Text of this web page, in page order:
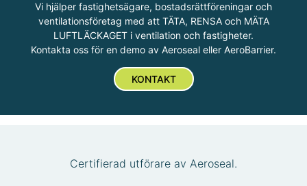
Vi hjälper fastighetsägare, bostadsrättföreningar och
ventilationsföretag med att TÄTA, RENSA och MÄTA
LUFTLÄCKAGET i ventilation och fastigheter.
Kontakta oss för en demo av Aeroseal eller AeroBarrier.
KONTAKT
Certifierad utförare av Aeroseal.